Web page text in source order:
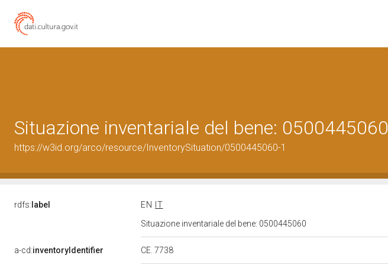
Situazione inventariale del bene: 0500445060
https://w3id.org/arco/resource/InventorySituation/0500445060-1
rdfs: label EN
IT
Situazione inventariale del bene: 0500445060
a-cd:inventoryIdentifier CE. 7738